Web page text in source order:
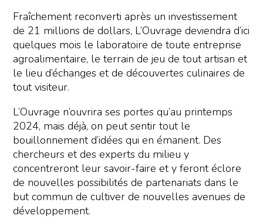
Fraîchement reconverti après un investissement
de 21 millions de dollars, L’Ouvrage deviendra d’ici
quelques mois le laboratoire de toute entreprise
agroalimentaire, le terrain de jeu de tout artisan et
le lieu d’échanges et de découvertes culinaires de
tout visiteur.
L’Ouvrage n’ouvrira ses portes qu’au printemps
2024, mais déjà, on peut sentir tout le
bouillonnement d’idées qui en émanent. Des
chercheurs et des experts du milieu y
concentreront leur savoir-faire et y feront éclore
de nouvelles possibilités de partenariats dans le
but commun de cultiver de nouvelles avenues de
développement.